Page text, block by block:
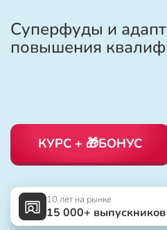
Суперфуды и
повышения
КУРС + 🎁БОНУС
10 лет на рынке
15 000+ выпускников